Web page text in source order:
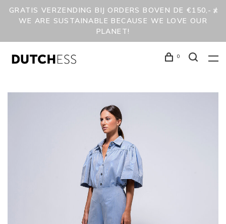
GRATIS VERZENDING BIJ ORDERS BOVEN DE €150,- /
WE ARE SUSTAINABLE BECAUSE WE LOVE OUR
PLANET!
0